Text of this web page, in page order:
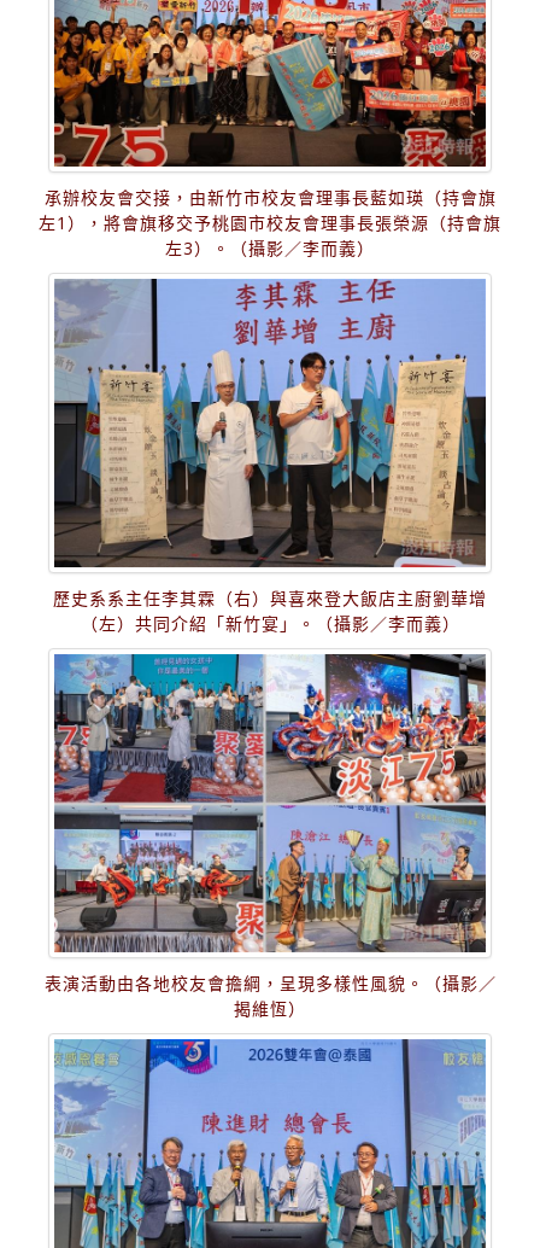
承辦校友會交接，由新竹市校友會理事長藍如瑛（持會旗
左1），將會旗移交予桃園市校友會理事長張榮源（持會旗
左3）。（攝影／李而義）
歷史系系主任李其霖（右）與喜來登大飯店主廚劉華增
（左）共同介紹「新竹宴」。（攝影／李而義）
表演活動由各地校友會擔綱，呈現多樣性風貌。（攝影／
揭維恆）